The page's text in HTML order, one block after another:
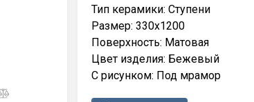
Тип керамики: Ступени
Размер: 330x1200
Поверхность: Матовая
Цвет изделия: Бежевый
С рисунком: Под мрамор